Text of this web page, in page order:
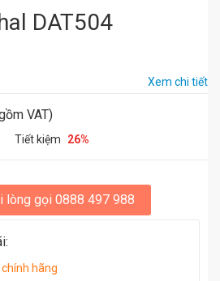
DAT504
Xem chi tiết
VAT)
Tiết kiệm 26%
lòng gọi 0888 497 988
hãng